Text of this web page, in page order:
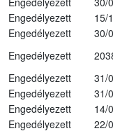
Engedélyezett
15/
Engedélyezett
30/
Engedélyezett
Engedélyezett
31/
Engedélyezett
31/
Engedélyezett
14/
Engedélyezett
22/